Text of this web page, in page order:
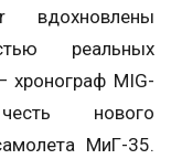
вдохновлены
реальных
хронограф MIG-
нового
МиГ-35.